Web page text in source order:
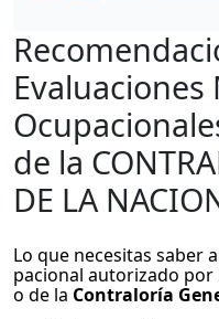
Evaluaciones
de la
DE LA
Lo que necesitas saber
pacional autorizado por
o de la Contraloría